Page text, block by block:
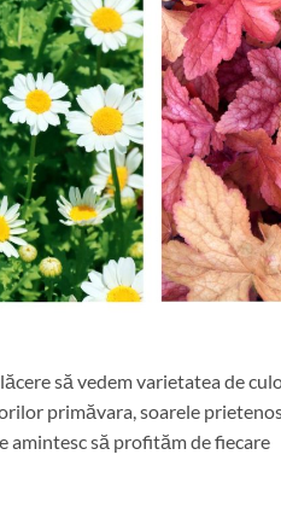
să vedem varietatea de
primăvara, soarele
amintesc să profităm de fiecare